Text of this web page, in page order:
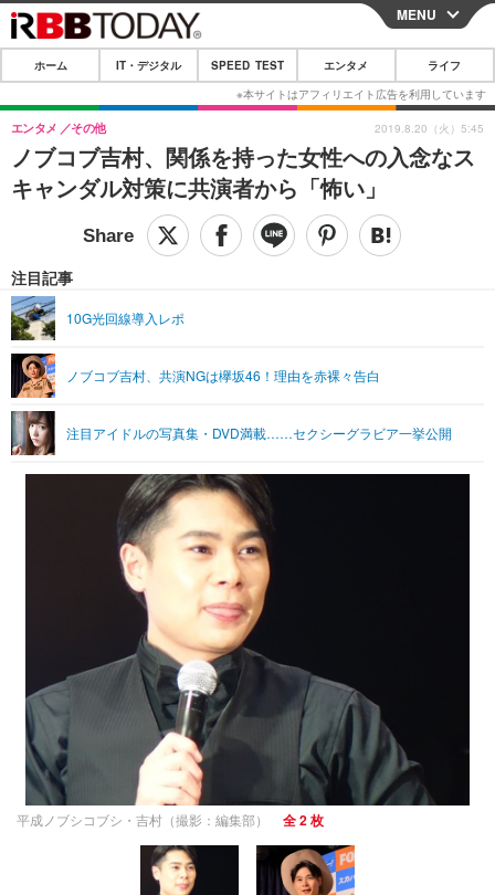
CLOSE
ホーム
IT・デジタル
IT・デジタルTOP スマートフォン
ショッピング その他
SPEED TEST
エンタメTOP 映画・ドラマ
グラビア ブログ
ショッピング その他
ライフTOP
リリース一覧
プッシュ通知の停止方法
MENU
ホーム IT・デジタル SPEED TEST エンタメ ライフ
ノブコブ吉村、関係を持った女性への入念なス
キャンダル対策に共演者から「怖い」
エンタメ その他
注目記事
10G光回線導入レポ
ノブコブ吉村、共演NGは欅坂46！理由を赤裸々告白
注目アイドルの写真集・DVD満載……セクシーグラビア一挙公開
2019.8.20（火）5:45
平成ノブシコブシ・吉村（撮影：編集部） 全 2 枚